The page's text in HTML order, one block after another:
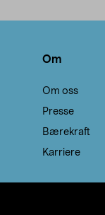
Om
Om oss
Presse
Bærekraft
Karriere